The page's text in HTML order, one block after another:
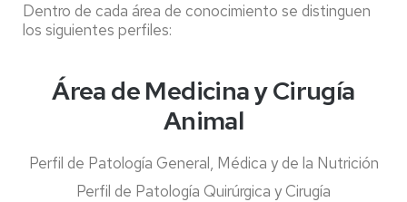
Dentro de cada área de conocimiento se distinguen
los siguientes perfiles:
Área de Medicina y Cirugía
Animal
Perfil de Patología General, Médica y de la Nutrición
Perfil de Patología Quirúrgica y Cirugía